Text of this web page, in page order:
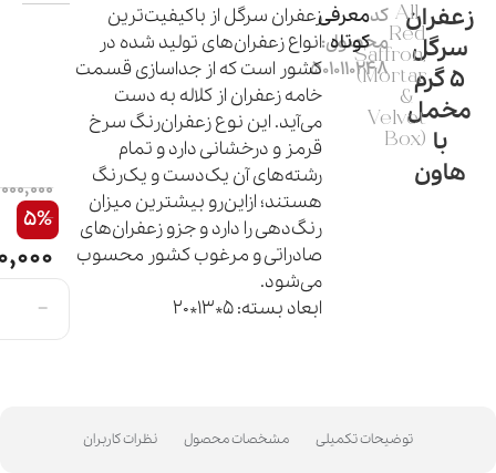
زعفران
سرگل
5 گرم
مخمل
با
هاون
All
Red
Saffron,
(Mortar
&
Velvet
Box)
کد
محصول:
5010110248
معرفی
کوتاه
زعفران سرگل از باکیفیت‌ترین
انواع زعفران‌های تولید شده در
کشور است که از جداسازی قسمت
خامه زعفران از کلاله به دست
می‌آید. این نوع زعفران‌رنگ سرخ
قرمز و درخشانی دارد و تمام
رشته‌های آن یک‌دست و یک‌رنگ
هستند؛ ازاین‌رو بیشترین میزان
رنگ‌دهی را دارد و جزو زعفران‌های
صادراتی و مرغوب کشور محسوب
می‌شود.
ابعاد بسته: 5*13*20
5%
-
توضیحات تکمیلی مشخصات محصول نظرات کاربران